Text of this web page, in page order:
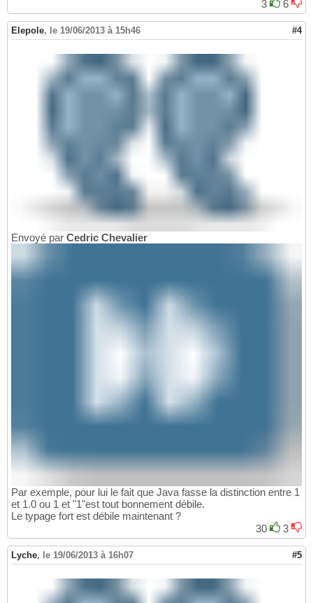
3 6
Elepole, le 19/06/2013 à 15h46 #4
Envoyé par Cedric Chevalier
Par exemple, pour lui le fait que Java fasse la distinction entre 1
et 1.0 ou 1 et "1"est tout bonnement débile.
Le typage fort est débile maintenant ?
30
3
Lyche, le 19/06/2013 à 16h07 #5